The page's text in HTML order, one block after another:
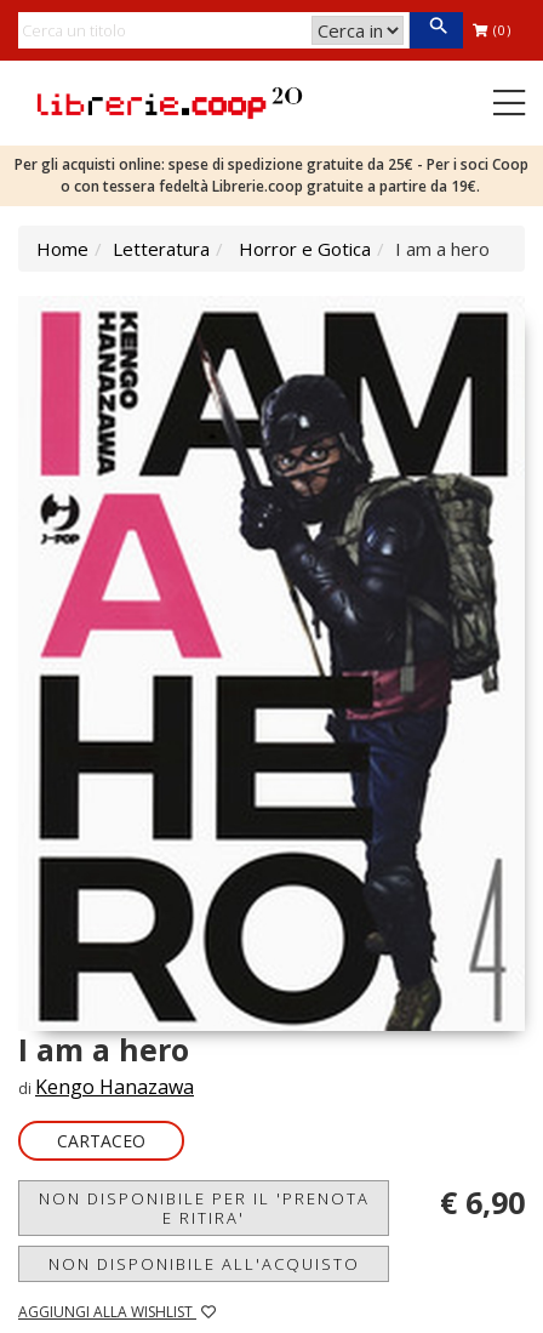
(0)
Per gli acquisti online: spese di spedizione gratuite da 25€ - Per i soci Coop
o con tessera fedeltà Librerie.coop gratuite a partire da 19€.
Home Letteratura Horror e Gotica I am a hero
I am a hero
di Kengo Hanazawa
CARTACEO
NON DISPONIBILE PER IL 'PRENOTA
E RITIRA'
NON DISPONIBILE ALL'ACQUISTO
AGGIUNGI ALLA WISHLIST
€ 6,90